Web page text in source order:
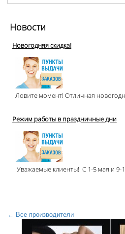
Новости
Новогодняя скидка!
Ловите момент! Отличная
Режим работы в праздничные дни
Уважаемые клиенты! С 1-5 мая и
← Все производители